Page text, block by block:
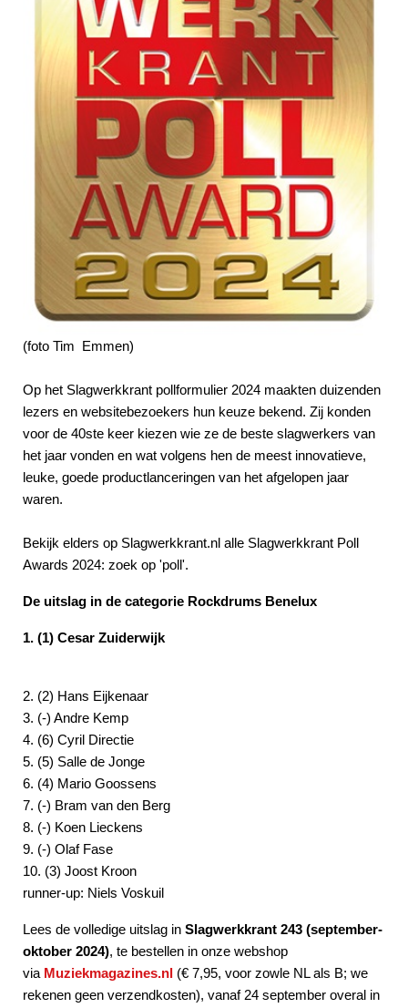
(foto Tim Emmen)
Op het Slagwerkkrant pollformulier 2024 maakten duizenden
lezers en websitebezoekers hun keuze bekend. Zij konden
voor de 40ste keer kiezen wie ze de beste slagwerkers van
het jaar vonden en wat volgens hen de meest innovatieve,
leuke, goede productlanceringen van het afgelopen jaar
waren.
Bekijk elders op Slagwerkkrant.nl alle Slagwerkkrant Poll
Awards 2024: zoek op 'poll'.
De uitslag in de categorie Rockdrums Benelux
1. (1) Cesar Zuiderwijk
2. (2) Hans Eijkenaar
3. (-) Andre Kemp
4. (6) Cyril Directie
5. (5) Salle de Jonge
6. (4) Mario Goossens
7. (-) Bram van den Berg
8. (-) Koen Lieckens
9. (-) Olaf Fase
10. (3) Joost Kroon
runner-up: Niels Voskuil
Lees de volledige uitslag in Slagwerkkrant 243 (september-
oktober 2024), te bestellen in onze webshop
via Muziekmagazines.nl (€ 7,95, voor zowle NL als B; we
rekenen geen verzendkosten), vanaf 24 september overal in